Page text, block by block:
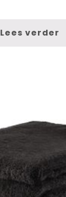
Lees verder